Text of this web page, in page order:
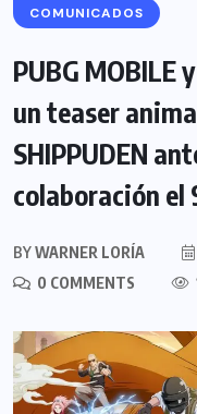
COMUNICADOS
PUBG MOBILE
un teaser
SHIPPUDEN
colaboración el
BYWARNER LORÍA
0 COMMENTS